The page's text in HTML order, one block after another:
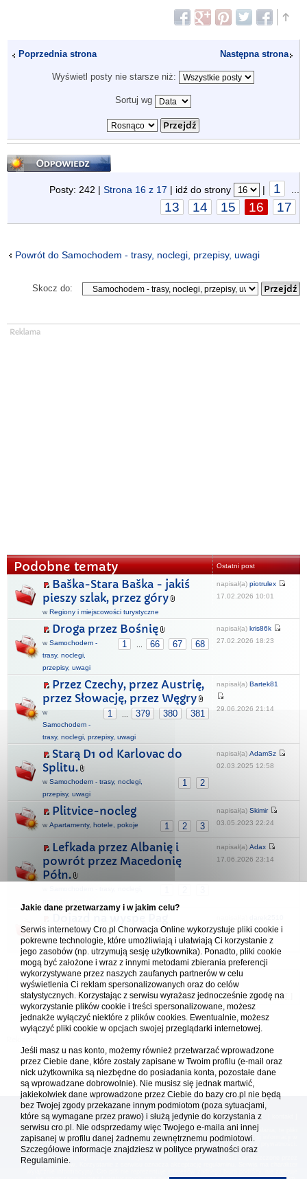
Poprzednia strona Następna strona
Wyświetl posty nie starsze niż:
Sortuj wg
Odpowiedz
Posty: 242 | Strona 16 z 17 | idź do strony | 1
13 14 15 16 17
Powrót do Samochodem - trasy, noclegi, przepisy, uwagi
Skocz do:
Podobne tematy Ostatni post
Baška-Stara Baška - jakiś
pieszy szlak, przez góry
w Regiony i miejscowości turystyczne
napisał(a) piotrulex
17.02.2026 10:01
Droga przez Bośnię
1 66 67 68
w Samochodem -
trasy, noclegi,
przepisy, uwagi
napisał(a) kris86k
27.02.2026 18:23
Przez Czechy, przez Austrię,
przez Słowację, przez Węgry
1 379 380 381
w
Samochodem -
trasy, noclegi, przepisy, uwagi
napisał(a) Bartek81
29.06.2026 21:14
Starą D1 od Karlovac do
Splitu.
1 2
w Samochodem - trasy, noclegi,
przepisy, uwagi
napisał(a) AdamSz
02.03.2025 12:58
Plitvice-nocleg
1 2 3
w Apartamenty, hotele, pokoje
napisał(a) Skimir
03.05.2023 22:24
Lefkada przez Albanię i
powrót przez Macedonię
Półn.
napisał(a) Adax
17.06.2026 23:14
1 2 3 4
wSamochodem - trasy,
noclegi, przepisy, uwagi
23.06.2023 15:02
Forum Chorwacja Online - Cro.pl
Usuń ciasteczka• Strefa czasowa: UTC + 1 (Polska - czas zimowy) [ DST
[reklama ] [
Platforma cro.pl© Chorwacja online™ wykorzystuje cookies do prawidłowego działania, te pliki
gromadzą na Twoim komputerze dane ułatwiające korzystanie z serwisu; więcej informacji w
Redakcja platformy cro.pl© Chorwacja online™ nie odpowiada za treści zamieszczone przez
użytkowników. Korzystanie z serwisu oznacza akceptację regulaminu. Serwis ma charakter
Jakie dane przetwarzamy i w jakim celu?
Serwis internetowy Cro.pl Chorwacja Online wykorzystuje pliki cookie i
pokrewne technologie, które umożliwiają i ułatwiają Ci korzystanie z
jego zasobów (np. utrzymują sesję użytkownika). Ponadto, pliki cookie
mogą być założone i wraz z innymi metodami zbierania preferencji
wykorzystywane przez naszych zaufanych partnerów w celu
wyświetlenia Ci reklam spersonalizowanych oraz do celów
statystycznych. Korzystając z serwisu wyrażasz jednocześnie zgodę na
wykorzystanie plików cookie i treści spersonalizowane, możesz
jednakże wyłączyć niektóre z plików cookies. Ewentualnie, możesz
wyłączyć pliki cookie w opcjach swojej przeglądarki internetowej.
Jeśli masz u nas konto, możemy również przetwarzać wprowadzone
przez Ciebie dane, które zostały zapisane w Twoim profilu (e-mail oraz
nick użytkownika są niezbędne do posiadania konta, pozostałe dane
są wprowadzane dobrowolnie). Nie musisz się jednak martwić,
jakiekolwiek dane wprowadzone przez Ciebie do bazy cro.pl nie będą
bez Twojej zgody przekazane innym podmiotom (poza sytuacjami,
które są wymagane przez prawo) i służą jedynie do korzystania z
serwisu cro.pl. Nie odsprzedamy więc Twojego e-maila ani innej
zapisanej w profilu danej żadnemu zewnętrznemu podmiotowi.
Szczegółowe informacje znajdziesz w polityce prywatności oraz
Regulaminie.